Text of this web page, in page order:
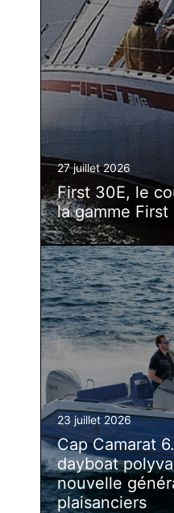
27 juillet 2026
First 30E, le
la gamme
23 juillet 2026
Cap Camarat
dayboat
nouvelle
plaisanciers